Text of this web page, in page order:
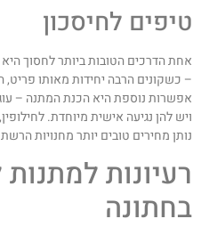
לחיסכון
הדרכים הטובות ביותר לחסוך היא
כשקונים הרבה יחידות מאותו פריט,
נוספת היא הכנת המתנה –
להן נגיעה אישית מיוחדת.
מחירים טובים יותר מחנויות הרשת
למתנות